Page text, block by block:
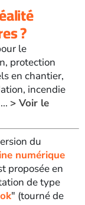
?
le
protection
en chantier,
incendie
> Voir le
du
numérique
proposée en
de type
" (tourné de